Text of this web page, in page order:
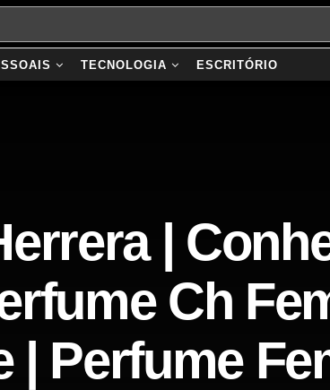
TECNOLOGIA ESCRITÓRIO
|
Ch
| Perfume